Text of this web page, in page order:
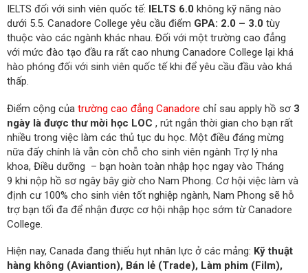
IELTS đối với sinh viên quốc tế: IELTS 6.0 không kỹ năng nào
dưới 5.5. Canadore College yêu cầu điểm GPA: 2.0 – 3.0 tùy
thuộc vào các ngành khác nhau. Đối với một trường cao đẳng
với mức đào tạo đầu ra rất cao nhưng Canadore College lại khá
hào phóng đối với sinh viên quốc tế khi để yêu cầu đầu vào khá
thấp.
Điểm cộng của trường cao đẳng Canadore chỉ sau apply hồ sơ 3
ngày là được thư mời học LOC , rút ngắn thời gian cho bạn rất
nhiều trong việc làm các thủ tục du học. Một điều đáng mừng
nữa đấy chính là vẫn còn chỗ cho sinh viên ngành Trợ lý nha
khoa, Điều dưỡng – bạn hoàn toàn nhập học ngay vào Tháng
9 khi nộp hồ sơ ngây bây giờ cho Nam Phong. Cơ hội việc làm và
định cư 100% cho sinh viên tốt nghiệp ngành, Nam Phong sẽ hỗ
trợ bạn tối đa để nhận được cơ hội nhập học sớm từ Canadore
College.
Hiện nay, Canada đang thiếu hụt nhân lực ở các mảng: Kỹ thuật
hàng không (Aviantion), Bán lẻ (Trade), Làm phim (Film),